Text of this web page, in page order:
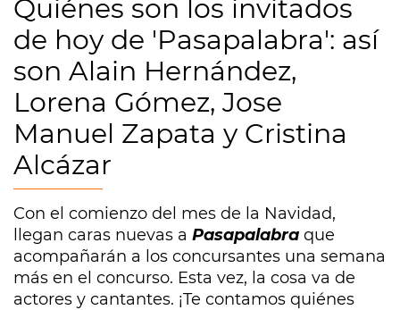
Quiénes son los invitados
de hoy de 'Pasapalabra': así
son Alain Hernández,
Lorena Gómez, Jose
Manuel Zapata y Cristina
Alcázar
Con el comienzo del mes de la Navidad,
llegan caras nuevas a Pasapalabra que
acompañarán a los concursantes una semana
más en el concurso. Esta vez, la cosa va de
actores y cantantes. ¡Te contamos quiénes